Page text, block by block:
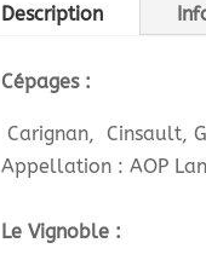
Description
Cépages :
Carignan, Cinsault,
Appellation : AOP
Le Vignoble :